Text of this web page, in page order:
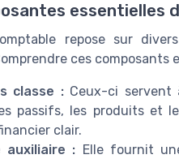
essentielles
repose sur
ces
classe :Ceux-ci servent
passifs, les produits et
clair.
auxiliaire : Elle fournit